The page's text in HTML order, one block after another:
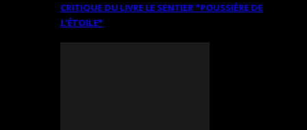
CRITIQUE DU LIVRE LE SENTIER *POUSSIÈRE DE
L’ÉTOILE*